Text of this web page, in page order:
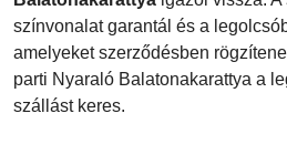
Szállások Hajdúszoboszlón
Blog
színvonalat garantál és a
amelyeket szerződésben
parti Nyaraló Balatonakarattya a
szállást keres.